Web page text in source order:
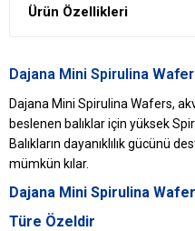
Ürün Özellikleri
Dajana Mini Spirulina
Dajana Mini Spirulina Wafers,
beslenen balıklar için yüksek
Balıkların dayanıklılık gücünü
mümkün kılar.
Dajana Mini Spirulina
Türe Özeldir